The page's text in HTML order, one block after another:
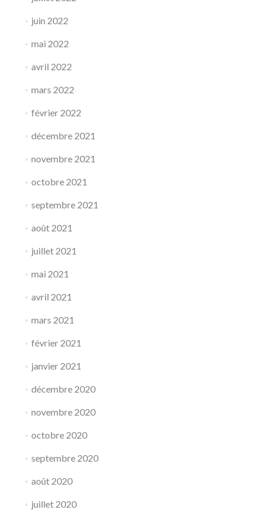
juin 2022
mai 2022
avril 2022
mars 2022
février 2022
décembre 2021
novembre 2021
octobre 2021
septembre 2021
août 2021
juillet 2021
mai 2021
avril 2021
mars 2021
février 2021
janvier 2021
décembre 2020
novembre 2020
octobre 2020
septembre 2020
août 2020
juillet 2020